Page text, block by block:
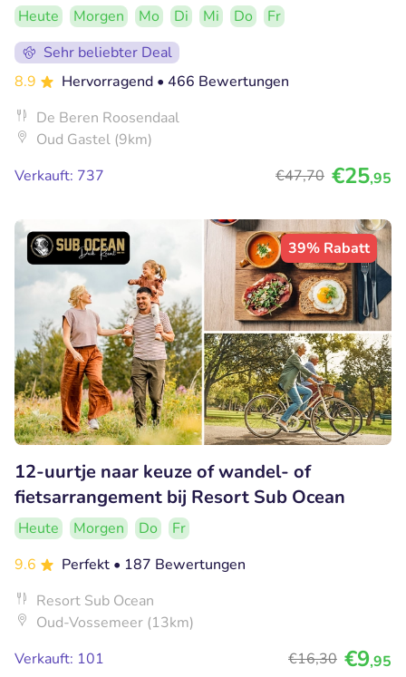
Heute Morgen Mo Di Mi Do
Fr
Sehr beliebter Deal
8.9
Hervorragend • 466 Bewertungen
De Beren Roosendaal
Oud Gastel (9km)
Verkauft: 737
€47,70 €25,95
39% Rabatt
12-uurtje naar keuze of wandel- of
fietsarrangement bij Resort Sub Ocean
Heute Morgen Do
Fr
9.6
Perfekt • 187 Bewertungen
Resort Sub Ocean
Oud-Vossemeer (13km)
Verkauft: 101
€16,30 €9,95